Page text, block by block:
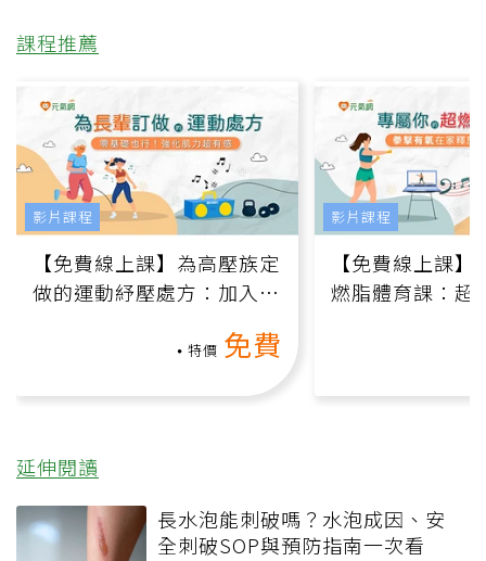
課程推薦
【免費線上課】為高壓族定
做的運動紓壓處方：加入行
特價 免費
影片課程
【免費線上課
燃脂體育課：超
影片課程
延伸閱讀
長水泡能刺破嗎？水泡成因、安
全刺破SOP與預防指南一次看